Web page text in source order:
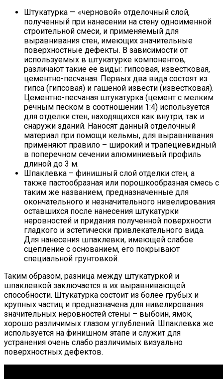
Штукатурка — «черновой» отделочный слой,
полученный при нанесении на стену одноименной
строительной смеси, и применяемый для
выравнивания стен, имеющих значительные
поверхностные дефекты. В зависимости от
используемых в штукатурке компонентов,
различают такие ее виды: гипсовая, известковая,
цементно-песчаная. Первых два вида состоят из
гипса (гипсовая) и гашеной извести (известковая).
Цементно-песчаная штукатурка (цемент с мелким
речным песком в соотношении 1:4) используется
для отделки стен, находящихся как внутри, так и
снаружи зданий. Наносят данный отделочный
материал при помощи кельмы, для выравнивания
применяют правило – широкий и трапециевидный
в поперечном сечении алюминиевый профиль
длиной до 3 м.
Шпаклевка – финишный слой отделки стен, а
также пастообразная или порошкообразная смесь с
таким же названием, предназначенные для
окончательного и незначительного нивелирования
оставшихся после нанесения штукатурки
неровностей и придания полученной поверхности
гладкого и эстетически привлекательного вида.
Для нанесения шпаклевки, имеющей слабое
сцепление с основанием, его покрывают
специальной грунтовкой.
Таким образом, разница между штукатуркой и
шпаклевкой заключается в их выравнивающей
способности. Штукатурка состоит из более грубых и
крупных частиц и предназначена для нивелирования
значительных неровностей стены – выбоин, ямок,
хорошо различимых глазом углублений. Шпаклевка же
используется на финишном этапе и служит для
устранения очень слабо различимых визуально
поверхностных дефектов.